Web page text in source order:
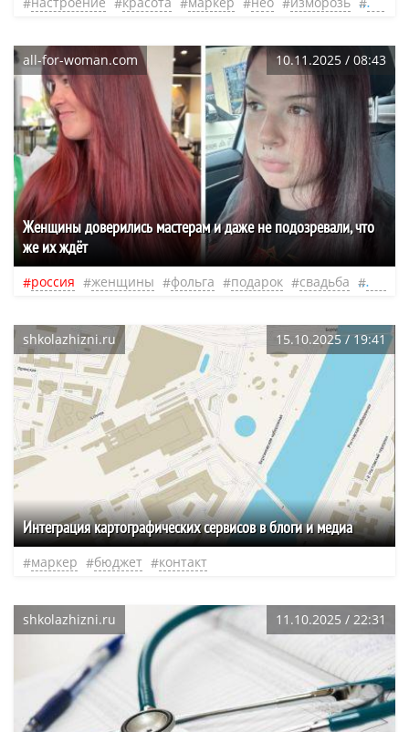
all-for-woman.com 10.11.2025 / 08:43
Женщины доверились мастерам и даже не подозревали, что
же их ждёт
россия женщины фольга подарок свадьба
shkolazhizni.ru 15.10.2025 / 19:41
Интеграция картографических сервисов в блоги и медиа
маркер бюджет контакт
shkolazhizni.ru 11.10.2025 / 22:31